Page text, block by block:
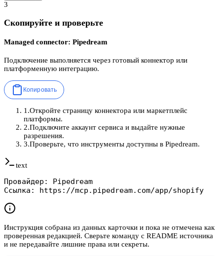
3
Скопируйте и проверьте
Managed connector: Pipedream
Подключение выполняется через готовый коннектор или
платформенную интеграцию.
Копировать
1 .Откройте страницу коннектора или маркетплейс
платформы.
2.Подключите аккаунт сервиса и выдайте нужные
разрешения.
3.Проверьте, что инструменты доступны в Pipedream.
text
Провайдер: Pipedream
Ссылка: https://mcp.pipedream.com/app/shopify
Инструкция собрана из данных карточки и пока не отмечена как
проверенная редакцией. Сверьте команду с README источника
и не передавайте лишние права или секреты.